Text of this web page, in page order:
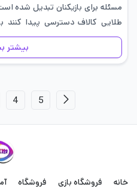
مسئله برای بازیکنان تبدیل شده
طلایی کالاف دسترسی پیدا
بگذارند. برخی از افراد…
بیشتر
4 5
خانه فروشگاه بازی فروشگاه